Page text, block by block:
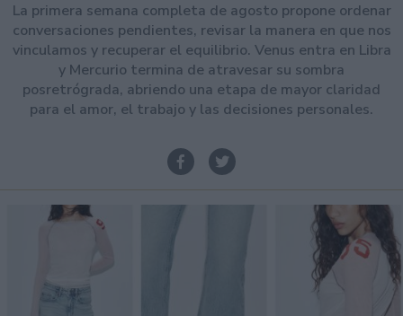
La primera semana completa de agosto propone ordenar
conversaciones pendientes, revisar la manera en que nos
vinculamos y recuperar el equilibrio. Venus entra en Libra
y Mercurio termina de atravesar su sombra
posretrógrada, abriendo una etapa de mayor claridad
para el amor, el trabajo y las decisiones personales.